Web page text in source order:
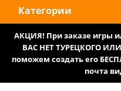
Категории
АКЦИЯ! При заказе игры
ВАС НЕТ ТУРЕЦКОГО
поможем создать его
почта